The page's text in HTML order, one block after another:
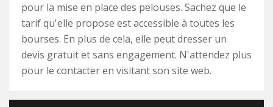
pour la mise en place des pelouses. Sachez que le
tarif qu'elle propose est accessible à toutes les
bourses. En plus de cela, elle peut dresser un
devis gratuit et sans engagement. N'attendez plus
pour le contacter en visitant son site web.